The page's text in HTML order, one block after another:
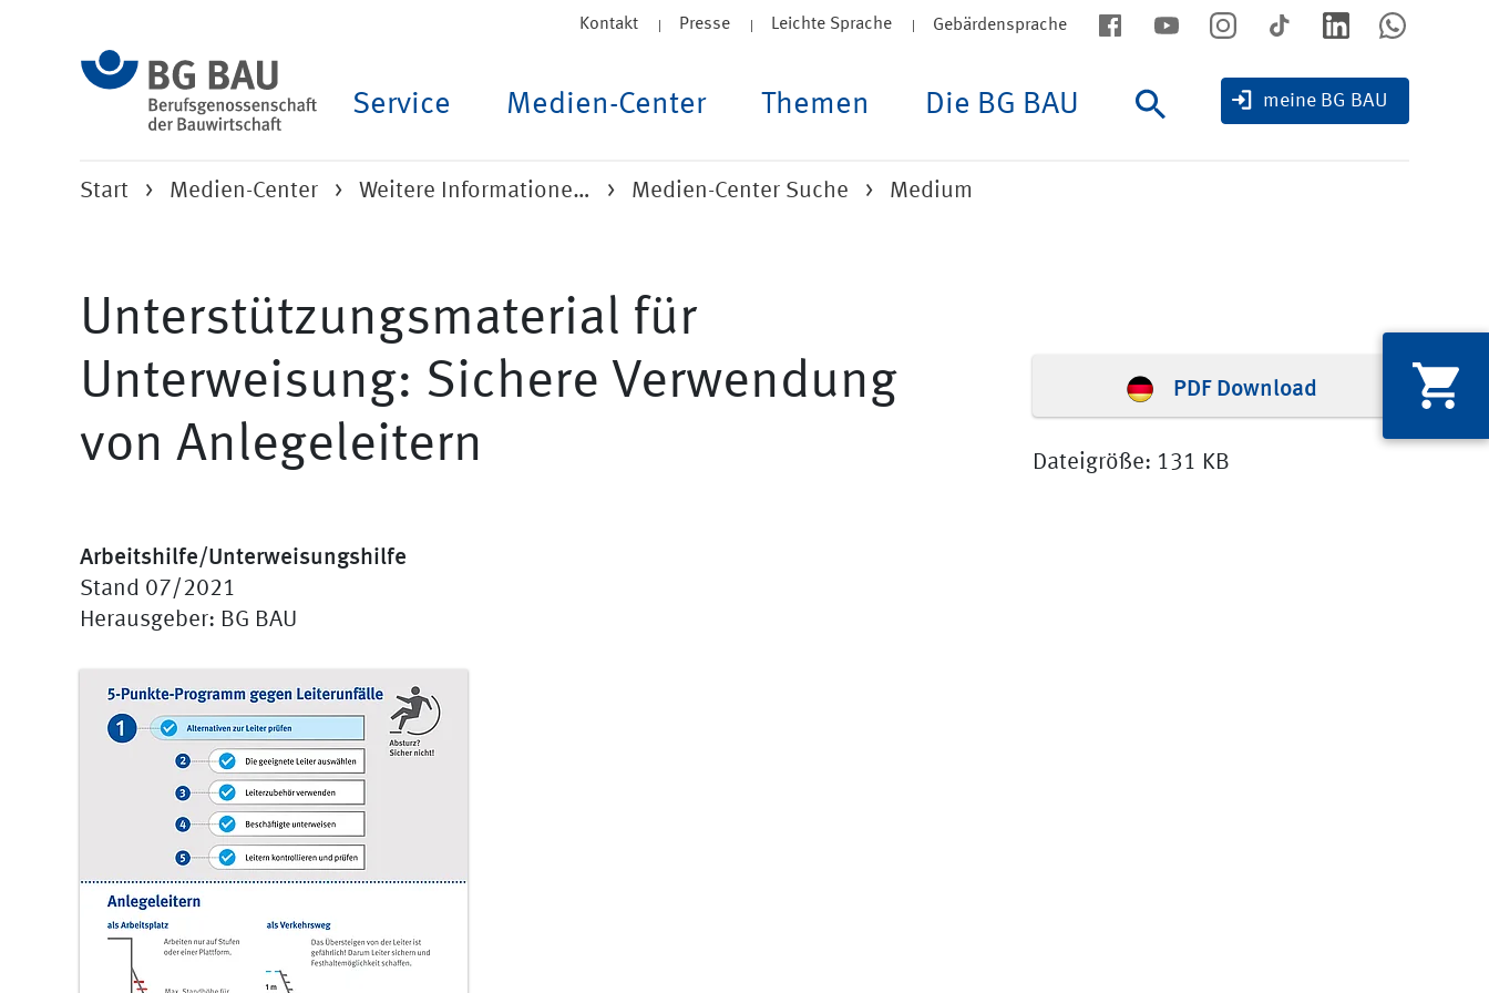
Kontakt Presse Leichte Sprache Gebärdensprache
Service Medien-Center Themen Die BG BAU Suche meine BG BAU
Start Medien-Center Weitere Informatione… Medien-Center Suche Medium
Unterstützungsmaterial für
Unterweisung: Sichere Verwendung
von Anlegeleitern
Arbeitshilfe/Unterweisungshilfe
Stand 07/2021
Herausgeber: BG BAU
PDF Download
Dateigröße: 131 KB